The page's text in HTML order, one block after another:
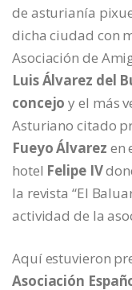
de asturianía
dicha ciudad con
Asociación de
Luis Álvarez del
concejo y el más
Asturiano citado
Fueyo Álvarez en
hotel Felipe IV
la revista “El
actividad de la
Aquí estuvieron
Asociación